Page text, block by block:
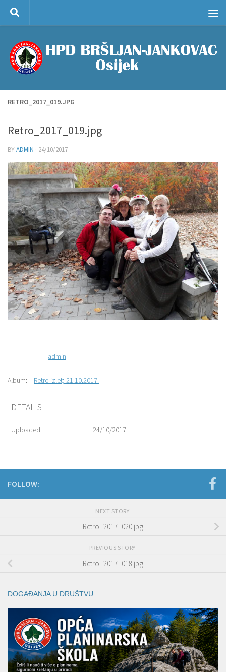
Skip to content
RETRO_2017_019.JPG
Retro_2017_019.jpg
BYADMIN · 24/10/2017
admin
Album: Retro izlet; 21.10.2017.
DETAILS
Uploaded 24/10/2017
FOLLOW:
NEXT STORY
Retro_2017_020.jpg
PREVIOUS STORY
Retro_2017_018.jpg
DOGAĐANJA U DRUŠTVU